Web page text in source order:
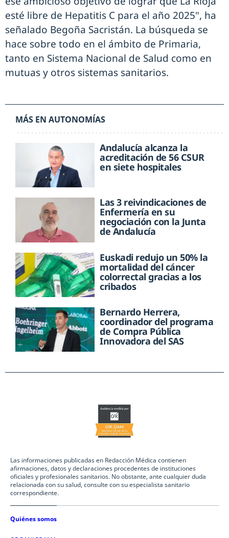
esté libre de Hepatitis C para el año 2025", ha
señalado Begoña Sacristán. La búsqueda se
hace sobre todo en el ámbito de Primaria,
tanto en Sistema Nacional de Salud como en
mutuas y otros sistemas sanitarios.
MÁS EN AUTONOMÍAS
Andalucía alcanza la
acreditación de 56 CSUR
en siete hospitales
Las 3 reivindicaciones de
Enfermería en su
negociación con la Junta
de Andalucía
Euskadi redujo un 50% la
mortalidad del cáncer
colorrectal gracias a los
cribados
Bernardo Herrera,
coordinador del programa
de Compra Pública
Innovadora del SAS
Las informaciones publicadas en Redacción Médica contienen
afirmaciones, datos y declaraciones procedentes de instituciones
oficiales y profesionales sanitarios. No obstante, ante cualquier duda
relacionada con su salud, consulte con su especialista sanitario
correspondiente.
Quiénes somos